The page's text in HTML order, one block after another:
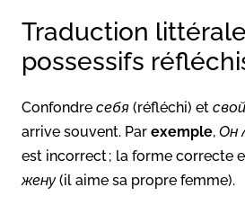
Traduction
possessifs
Confondre себя (réfléchi) et свой
arrive souvent. Par exemple, Он
est incorrect ; la forme correcte
жену(il aime sa propre femme).